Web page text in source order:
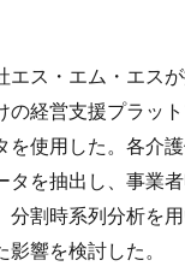
エス・エム・エス
の経営支援プラッ
を使用した。各介
タを抽出し、事業
分割時系列分析を
響を検討した。